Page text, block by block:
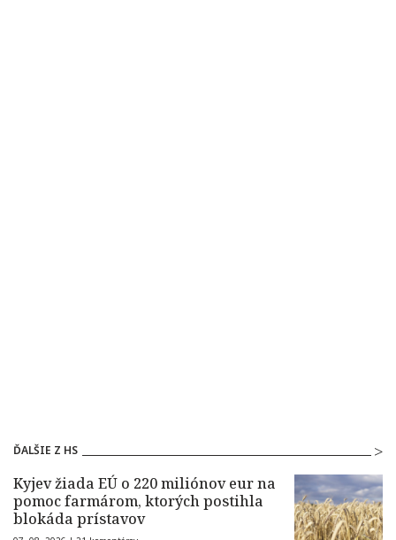
ĎALŠIE Z HS
Kyjev žiada EÚ o 220 miliónov eur na
pomoc farmárom, ktorých postihla
blokáda prístavov